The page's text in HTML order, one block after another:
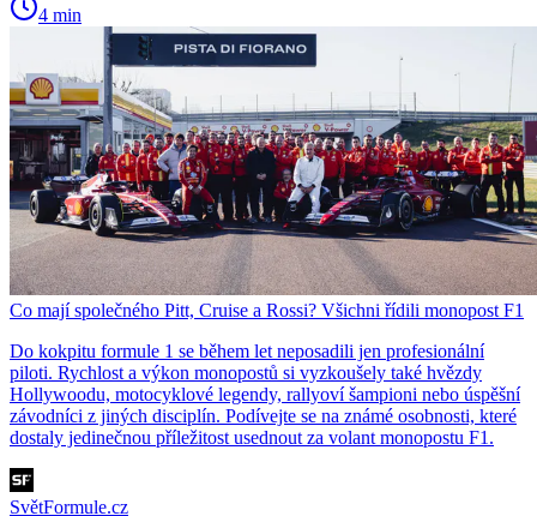
4 min
Co mají společného Pitt, Cruise a Rossi? Všichni řídili monopost F1
Do kokpitu formule 1 se během let neposadili jen profesionální
piloti. Rychlost a výkon monopostů si vyzkoušely také hvězdy
Hollywoodu, motocyklové legendy, rallyoví šampioni nebo úspěšní
závodníci z jiných disciplín. Podívejte se na známé osobnosti, které
dostaly jedinečnou příležitost usednout za volant monopostu F1.
SvětFormule.cz